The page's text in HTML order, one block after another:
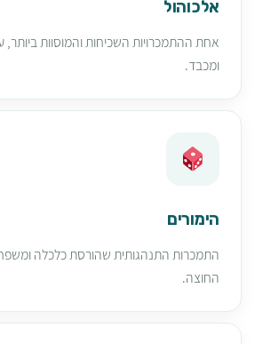
אלכוהול
אחת ההתמכרויות השכיחות והמוסוות
ומכבד.
הימורים
התמכרות התנהגותית שהורסת כלכלה
החוצה.